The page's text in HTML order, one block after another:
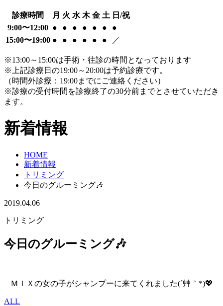
診療時間 月 火 水 木 金 土 日/祝
9:00〜12:00 ● ● ● ● ● ●
●
15:00〜19:00 ● ● ● ● ● ● ／
※13:00～15:00は手術・往診の時間となっております
※上記診療日の19:00～20:00は予約診療です。
（時間外診療：19:00までにご連絡ください）
※診療の受付時間を診療終了の30分前までとさせていただき
ます。
新着情報
HOME
新着情報
トリミング
今日のグルーミング🎶
2019.04.06
トリミング
今日のグルーミング🎶
ＭＩＸの女の子がシャンプーに来てくれました(´艸｀*)💖
ALL